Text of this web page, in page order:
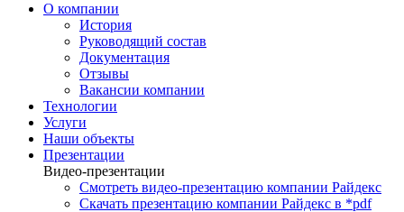
О компании
История
Руководящий состав
Документация
Отзывы
Вакансии компании
Технологии
Услуги
Наши объекты
Презентации
Видео-презентации
Смотреть видео-презентацию компании Райдекс
Скачать презентацию компании Райдекс в *pdf